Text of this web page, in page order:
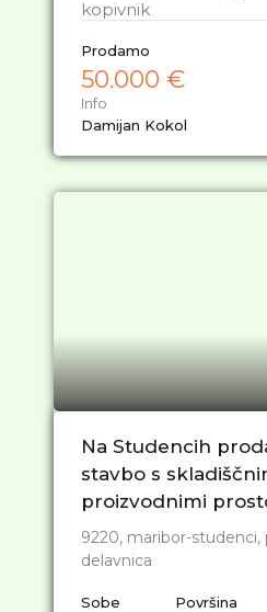
kopivnik
Prodamo
50.000 €
Info
Damijan Kokol
Na Studencih
stavbo s
proizvodnimi
9220, maribor-
delavnica
Sobe Površina